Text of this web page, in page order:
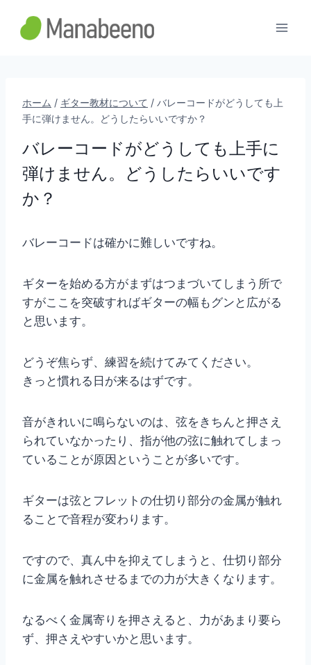
ホーム / ギター教材について / バレーコードがどうしても上
手に弾けません。どうしたらいいですか？
バレーコードがどうしても上手に
弾けません。どうしたらいいです
か？
バレーコードは確かに難しいですね。
ギターを始める方がまずはつまづいてしまう所で
すがここを突破すればギターの幅もグンと広がる
と思います。
どうぞ焦らず、練習を続けてみてください。
きっと慣れる日が来るはずです。
音がきれいに鳴らないのは、弦をきちんと押さえ
られていなかったり、指が他の弦に触れてしまっ
ていることが原因ということが多いです。
ギターは弦とフレットの仕切り部分の金属が触れ
ることで音程が変わります。
ですので、真ん中を抑えてしまうと、仕切り部分
に金属を触れさせるまでの力が大きくなります。
なるべく金属寄りを押さえると、力があまり要ら
ず、押さえやすいかと思います。